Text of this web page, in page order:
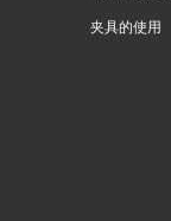
夹具的使用